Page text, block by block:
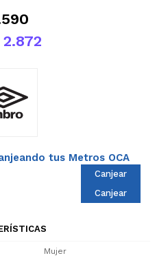
2.872
tus Metros OCA
Canjear
Canjear
Mujer